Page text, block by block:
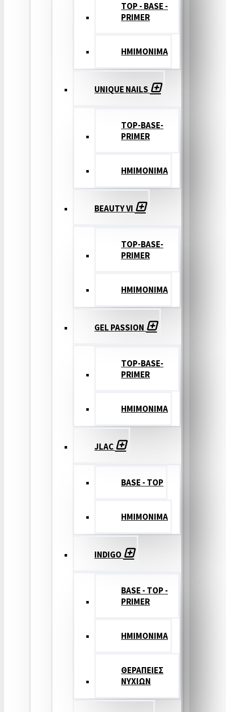
TOP - BASE -
PRIMER
ΗΜΙΜΟΝΙΜΑ
UNIQUE NAILS
TOP-BASE-
PRIMER
ΗΜΙΜΟΝΙΜΑ
BEAUTY VI
TOP-BASE-
PRIMER
ΗΜΙΜΟΝΙΜΑ
GEL PASSION
TOP-BASE-
PRIMER
ΗΜΙΜΟΝΙΜΑ
JLAC
BASE - TOP
ΗΜΙΜΟΝΙΜΑ
INDIGO
BASE - TOP -
PRIMER
HMIMONIMA
ΘΕΡΑΠΕΙΕΣ
ΝΥΧΙΩΝ